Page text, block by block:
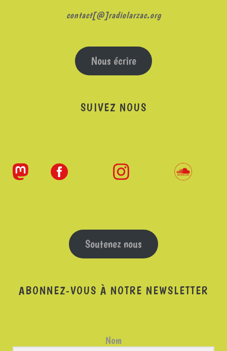
contact[@]radiolarzac.org
Nous écrire
SUIVEZ NOUS
Soutenez nous
ABONNEZ-VOUS À NOTRE NEWSLETTER
Nom